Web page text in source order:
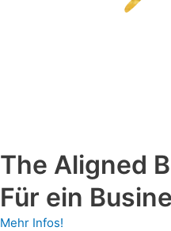
The Aligned
Für ein
Mehr Infos!